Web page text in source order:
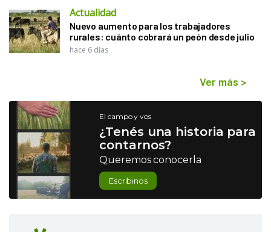
Actualidad
Nuevo aumento para los trabajadores
rurales: cuánto cobrará un peón desde julio
hace 6 días
Ver más >
El campo y vos
¿Tenés una historia para
contarnos?
Queremos conocerla
Escribinos